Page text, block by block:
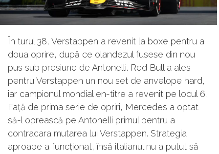
În turul 38, Verstappen a revenit la boxe pentru a
doua oprire, după ce olandezul fusese din nou
pus sub presiune de Antonelli. Red Bull a ales
pentru Verstappen un nou set de anvelope hard,
iar campionul mondial en-titre a revenit pe locul 6.
Față de prima serie de opriri, Mercedes a optat
să-l oprească pe Antonelli primul pentru a
contracara mutarea lui Verstappen. Strategia
aproape a funcționat, însă italianul nu a putut să